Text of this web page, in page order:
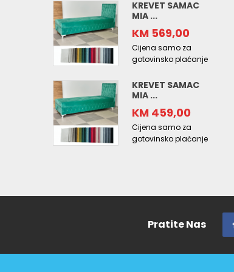
KREVET SAMAC
MIA ...
KM 569,00
Cijena samo za
gotovinsko plaćanje
KREVET SAMAC
MIA ...
KM 459,00
Cijena samo za
gotovinsko plaćanje
Pratite Nas